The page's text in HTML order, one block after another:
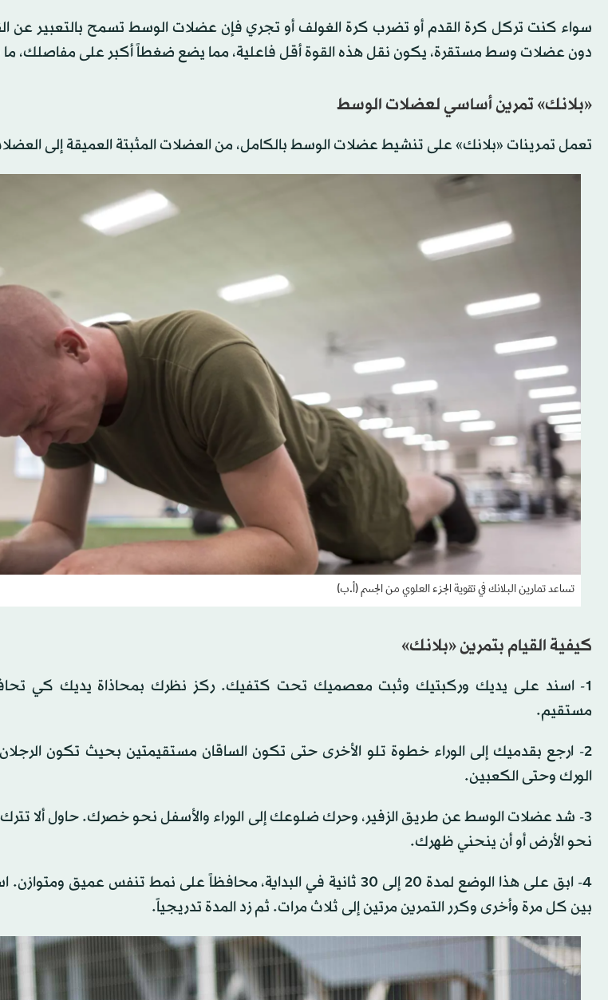
سواء كنت تركل كرة القدم أو تضرب كرة الغولف أو تجري فإن عضلات الوسط تسمح بالتعبير عن
دون عضلات وسط مستقرة، يكون نقل هذه القوة أقل فاعلية، مما يضع ضغطاً أكبر على مفاصلك، ما
«بلانك» تمرين أساسي لعضلات الوسط
تعمل تمرينات «بلانك» على تنشيط عضلات الوسط بالكامل، من العضلات المثبتة العميقة إلى
تساعد تمارين البلانك في تقوية الجزء العلوي من الجسم (أ.ب)
كيفية القيام بتمرين «بلانك»
1- اسند على يديك وركبتيك وثبت معصميك تحت كتفيك. ركز نظرك بمحاذاة يديك كي
مستقيم.
2- ارجع بقدميك إلى الوراء خطوة تلو الأخرى حتى تكون الساقان مستقيمتين بحيث تكون
الورك وحتى الكعبين.
3- شد عضلات الوسط عن طريق الزفير، وحرك ضلوعك إلى الوراء والأسفل نحو خصرك. حاول ألا
نحو الأرض أو أن ينحني ظهرك.
بين كل مرة وأخرى وكرر التمرين مرتين إلى ثلاث مرات. ثم زد المدة تدريجياً.